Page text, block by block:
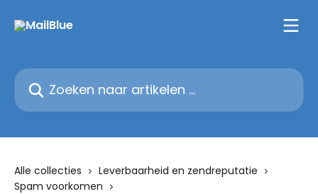
Zoeken naar artikelen ...
Alle collecties
Leverbaarheid en zendreputatie
Spam voorkomen